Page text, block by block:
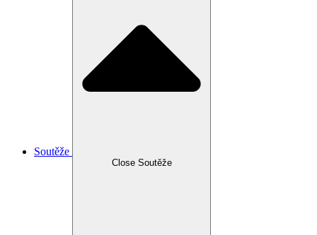
Soutěže
Close Soutěže